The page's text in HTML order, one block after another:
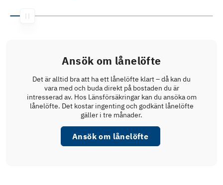
Ansök om lånelöfte
Det är alltid bra att ha ett lånelöfte klart – då kan du
vara med och buda direkt på bostaden du är
intresserad av. Hos Länsförsäkringar kan du ansöka om
lånelöfte. Det kostar ingenting och godkänt lånelöfte
gäller i tre månader.
Ansök om lånelöfte